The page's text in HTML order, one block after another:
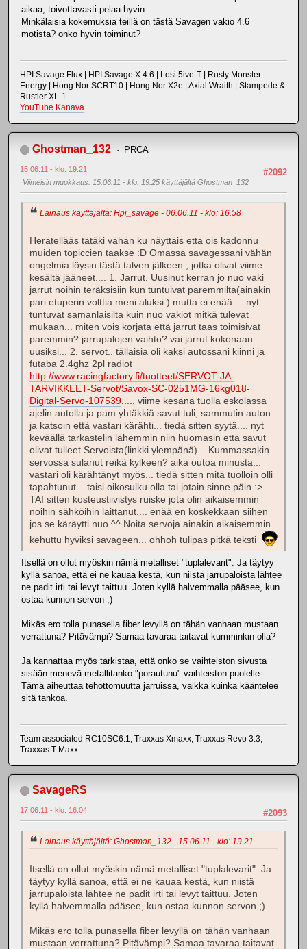
aikaa, toivottavasti pelaa hyvin.
Minkälaisia kokemuksia teillä on tästä Savagen vakio 4.6
motista? onko hyvin toiminut?
HPI Savage Flux | HPI Savage X 4.6 | Losi 5ive-T | Rusty Monster
Energy | Hong Nor SCRT10 | Hong Nor X2e | Axial Wraith | Stampede &
Rustler XL-1
YouTube Kanava
Ghostman_132 PRCA
#2092
15.06.11 - klo: 19.21
Viimeisin muokkaus: 15.06.11 - klo: 19.25 käyttäjältä Ghostman_132
Lainaus käyttäjältä: Hpi_savage - 06.06.11 - klo: 16.58
Herätellääs tätäki vähän ku näyttäis että ois kadonnu
muiden topiccien taakse :D Omassa savagessani vähän
ongelmia löysin tästä talven jälkeen , jotka olivat viime
kesältä jääneet.... 1. Jarrut. Uusinut kerran jo nuo vaki
jarrut noihin teräksisiin kun tuntuivat paremmilta(ainakin
pari etuperin volttia meni aluksi ) mutta ei enää.... nyt
tuntuvat samanlaisilta kuin nuo vakiot mitkä tulevat
mukaan... miten vois korjata että jarrut taas toimisivat
paremmin? jarrupalojen vaihto? vai jarrut kokonaan
uusiksi... 2. servot.. tällaisia oli kaksi autossani kiinni ja
futaba 2.4ghz 2pl radiot
http://www.racingfactory.fi/tuotteet/SERVOT-JA-
TARVIKKEET-Servot/Savox-SC-0251MG-16kg018-
Digital-Servo-107539..... viime kesänä tuolla eskolassa
ajelin autolla ja pam yhtäkkiä savut tuli, sammutin auton
ja katsoin että vastari kärähti... tiedä sitten syytä.... nyt
keväällä tarkastelin lähemmin niin huomasin että savut
olivat tulleet Servoista(linkki ylempänä)... Kummassakin
servossa sulanut reikä kylkeen? aika outoa minusta...
vastari oli kärähtänyt myös... tiedä sitten mitä tuolloin olli
tapahtunut... taisi oikosulku olla tai jotain sinne päin :>
TAI sitten kosteustiivistys ruiske jota olin aikaisemmin
noihin sähköihin laittanut.... enää en koskekkaan siihen
jos se käräytti nuo ^^ Noita servoja ainakin aikaisemmin
kehuttu hyviksi savageen... ohhoh tulipas pitkä teksti
Itsellä on ollut myöskin nämä metalliset "tuplalevarit". Ja täytyy
kyllä sanoa, että ei ne kauaa kestä, kun niistä jarrupaloista lähtee
ne padit irti tai levyt taittuu. Joten kyllä halvemmalla pääsee, kun
ostaa kunnon servon ;)
Mikäs ero tolla punasella fiber levyllä on tähän vanhaan mustaan
verrattuna? Pitävämpi? Samaa tavaraa taitavat kumminkin olla?
Ja kannattaa myös tarkistaa, että onko se vaihteiston sivusta
sisään menevä metallitanko "porautunu" vaihteiston puolelle.
Tämä aiheuttaa tehottomuutta jarruissa, vaikka kuinka kääntelee
sitä tankoa.
Team associated RC10SC6.1, Traxxas Xmaxx, Traxxas Revo 3.3,
Traxxas T-Maxx
SavageRS
#2093
17.06.11 - klo: 16.04
Lainaus käyttäjältä: Ghostman_132 - 15.06.11 - klo: 19.21
Itsellä on ollut myöskin nämä metalliset "tuplalevarit". Ja
täytyy kyllä sanoa, että ei ne kauaa kestä, kun niistä
jarrupaloista lähtee ne padit irti tai levyt taittuu. Joten
kyllä halvemmalla pääsee, kun ostaa kunnon servon ;)
Mikäs ero tolla punasella fiber levyllä on tähän vanhaan
mustaan verrattuna? Pitävämpi? Samaa tavaraa taitavat